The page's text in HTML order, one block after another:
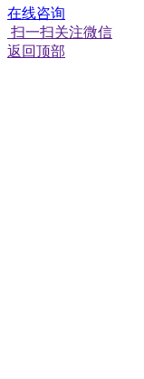
在线咨询
扫一扫关注微信
返回顶部